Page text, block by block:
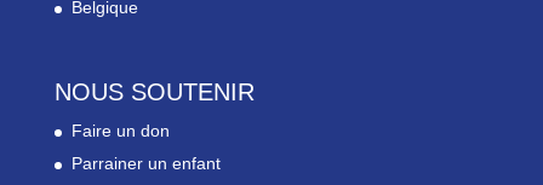
Belgique
NOUS SOUTENIR
Faire un don
Parrainer un enfant